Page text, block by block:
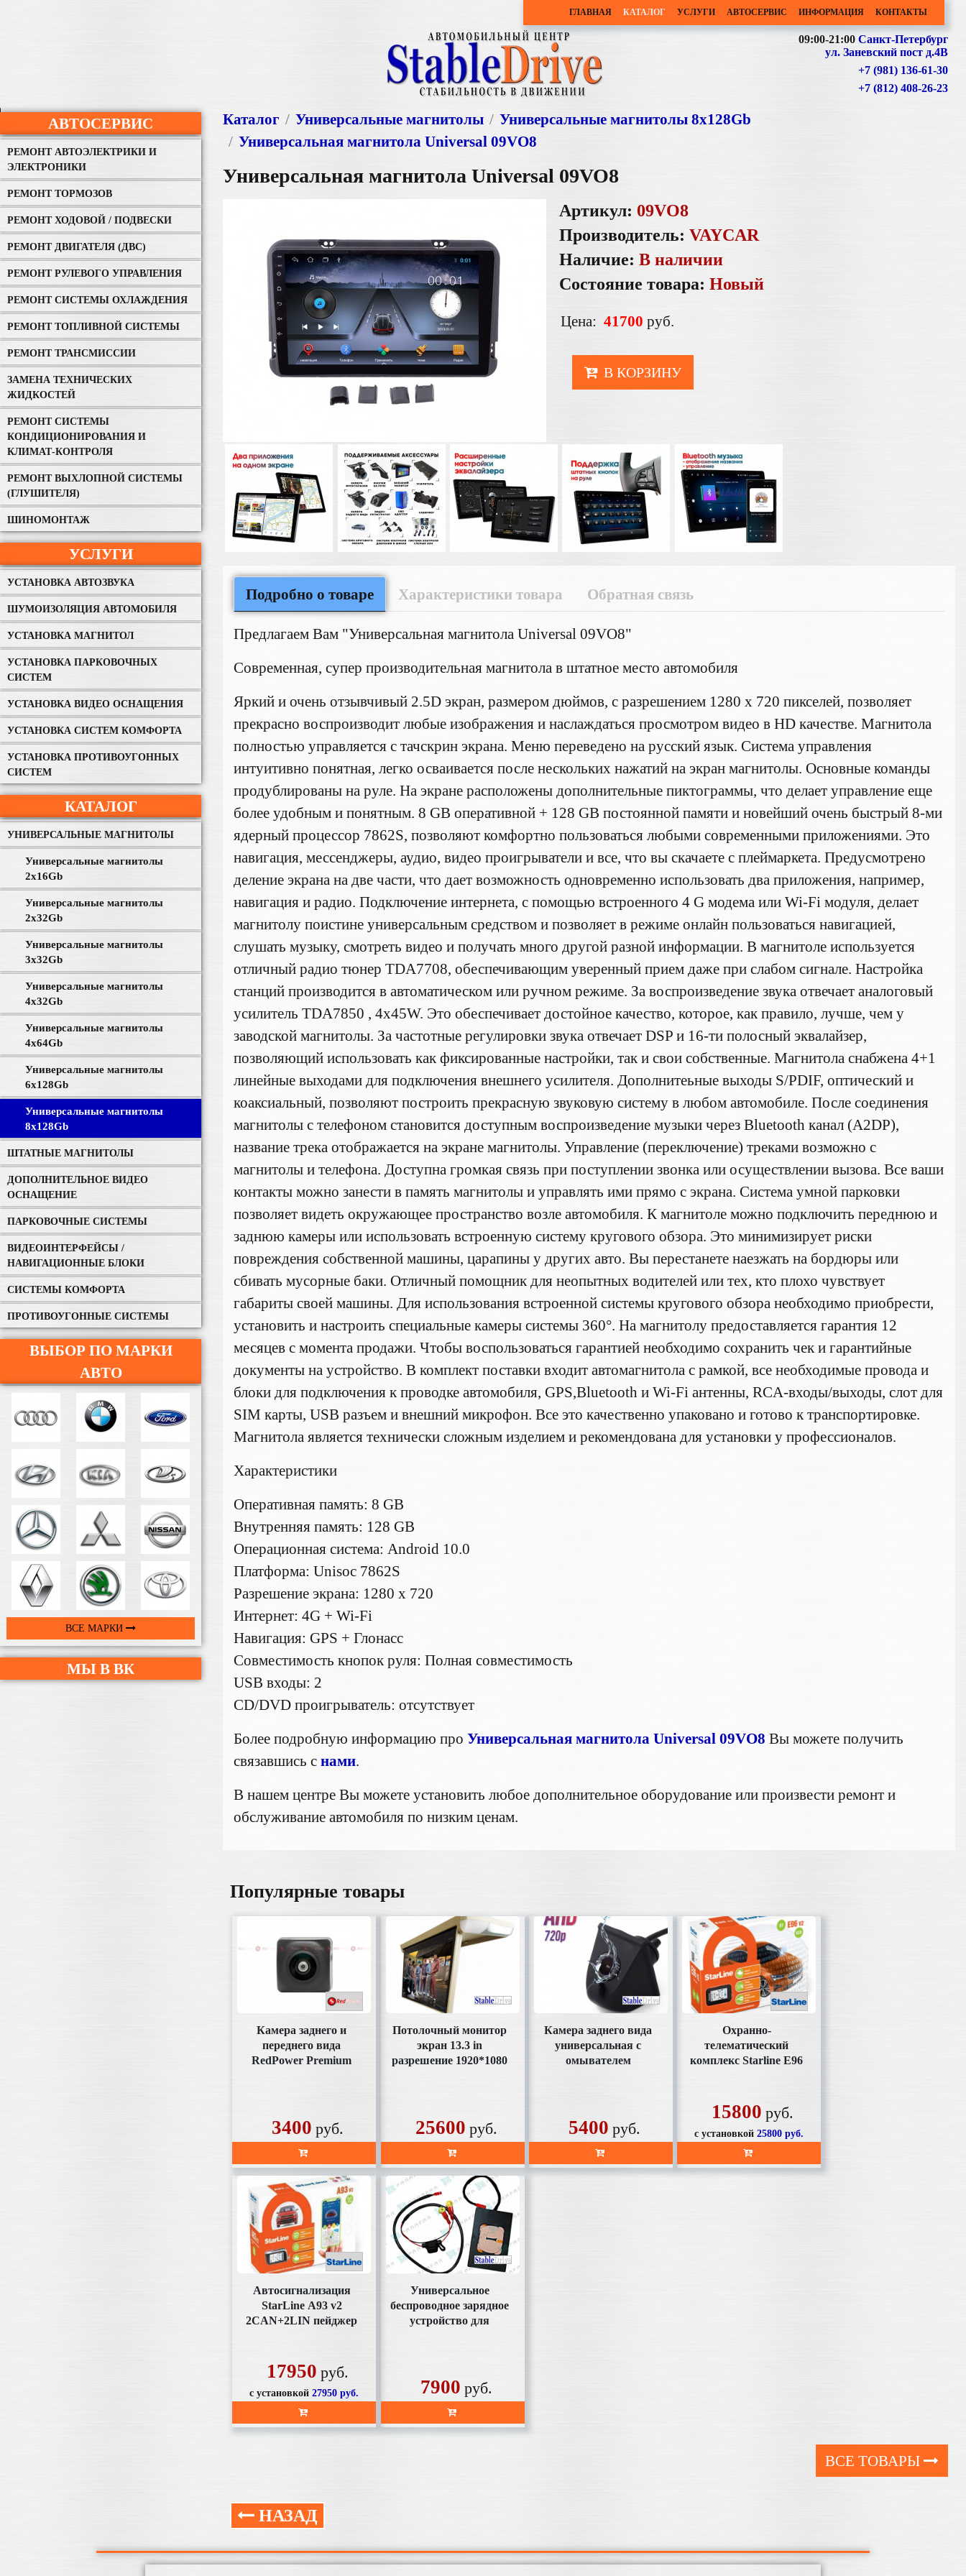
ГЛАВНАЯ КАТАЛОГ УСЛУГИ АВТОСЕРВИС ИНФОРМАЦИЯ КОНТАКТЫ
09:00-21:00 Санкт-Петербург
ул. Заневский пост д.4В
+7 (981) 136-61-30
+7 (812) 408-26-23
АВТОСЕРВИС
РЕМОНТ АВТОЭЛЕКТРИКИ И
ЭЛЕКТРОНИКИ
РЕМОНТ ТОРМОЗОВ
РЕМОНТ ХОДОВОЙ / ПОДВЕСКИ
РЕМОНТ ДВИГАТЕЛЯ (ДВС)
РЕМОНТ РУЛЕВОГО УПРАВЛЕНИЯ
РЕМОНТ СИСТЕМЫ ОХЛАЖДЕНИЯ
РЕМОНТ ТОПЛИВНОЙ СИСТЕМЫ
РЕМОНТ ТРАНСМИССИИ
ЗАМЕНА ТЕХНИЧЕСКИХ
ЖИДКОСТЕЙ
РЕМОНТ СИСТЕМЫ
КОНДИЦИОНИРОВАНИЯ И
КЛИМАТ-КОНТРОЛЯ
РЕМОНТ ВЫХЛОПНОЙ СИСТЕМЫ
(ГЛУШИТЕЛЯ)
ШИНОМОНТАЖ
УСЛУГИ
УСТАНОВКА АВТОЗВУКА
ШУМОИЗОЛЯЦИЯ АВТОМОБИЛЯ
УСТАНОВКА МАГНИТОЛ
УСТАНОВКА ПАРКОВОЧНЫХ
СИСТЕМ
УСТАНОВКА ВИДЕО ОСНАЩЕНИЯ
УСТАНОВКА СИСТЕМ КОМФОРТА
УСТАНОВКА ПРОТИВОУГОННЫХ
СИСТЕМ
КАТАЛОГ
УНИВЕРСАЛЬНЫЕ МАГНИТОЛЫ
Универсальные магнитолы
2x16Gb
Универсальные магнитолы
2x32Gb
Универсальные магнитолы
3x32Gb
Универсальные магнитолы
4x32Gb
Универсальные магнитолы
4x64Gb
Универсальные магнитолы
6x128Gb
Универсальные магнитолы
8x128Gb
ШТАТНЫЕ МАГНИТОЛЫ
ДОПОЛНИТЕЛЬНОЕ ВИДЕО
ОСНАЩЕНИЕ
ПАРКОВОЧНЫЕ СИСТЕМЫ
ВИДЕОИНТЕРФЕЙСЫ /
НАВИГАЦИОННЫЕ БЛОКИ
СИСТЕМЫ КОМФОРТА
ПРОТИВОУГОННЫЕ СИСТЕМЫ
ВЫБОР ПО МАРКИ
АВТО
ВСЕ МАРКИ
МЫ В ВК
Каталог Универсальные магнитолы
Универсальные магнитолы 8x128Gb
Универсальная магнитола Universal 09VO8
Универсальная магнитола Universal 09VO8
Артикул: 09VO8
Производитель:VAYCAR
Наличие:В наличии
Состояние товара:Новый
Цена:41700 руб.
В КОРЗИНУ
Подробно о товаре Характеристики товара Обратная связь
Предлагаем Вам "Универсальная магнитола Universal 09VO8"
Современная, супер производительная магнитола в штатное место автомобиля
Яркий и очень отзывчивый 2.5D экран, размером дюймов, с разрешением 1280 х 720 пикселей, позволяет
прекрасно воспроизводит любые изображения и наслаждаться просмотром видео в HD качестве. Магнитола
полностью управляется с тачскрин экрана. Меню переведено на русский язык. Система управления
интуитивно понятная, легко осваивается после нескольких нажатий на экран магнитолы. Основные команды
продублированы на руле. На экране расположены дополнительные пиктограммы, что делает управление еще
более удобным и понятным. 8 GB оперативной + 128 GB постоянной памяти и новейший очень быстрый 8-ми
ядерный процессор 7862S, позволяют комфортно пользоваться любыми современными приложениями. Это
навигация, мессенджеры, аудио, видео проигрыватели и все, что вы скачаете с плеймаркета. Предусмотрено
деление экрана на две части, что дает возможность одновременно использовать два приложения, например,
навигация и радио. Подключение интернета, с помощью встроенного 4 G модема или Wi-Fi модуля, делает
магнитолу поистине универсальным средством и позволяет в режиме онлайн пользоваться навигацией,
слушать музыку, смотреть видео и получать много другой разной информации. В магнитоле используется
отличный радио тюнер TDA7708, обеспечивающим уверенный прием даже при слабом сигнале. Настройка
станций производится в автоматическом или ручном режиме. За воспроизведение звука отвечает аналоговый
усилитель TDA7850 , 4x45W. Это обеспечивает достойное качество, которое, как правило, лучше, чем у
заводской магнитолы. За частотные регулировки звука отвечает DSP и 16-ти полосный эквалайзер,
позволяющий использовать как фиксированные настройки, так и свои собственные. Магнитола снабжена 4+1
линейные выходами для подключения внешнего усилителя. Дополнитеьные выходы S/PDIF, оптический и
коаксиальный, позволяют построить прекрасную звуковую систему в любом автомобиле. После соединения
магнитолы с телефоном становится доступным воспроизведение музыки через Bluetooth канал (A2DP),
название трека отображается на экране магнитолы. Управление (переключение) треками возможно с
магнитолы и телефона. Доступна громкая связь при поступлении звонка или осуществлении вызова. Все ваши
контакты можно занести в память магнитолы и управлять ими прямо с экрана. Система умной парковки
позволяет видеть окружающее пространство возле автомобиля. К магнитоле можно подключить переднюю и
заднюю камеры или использовать встроенную систему кругового обзора. Это минимизирует риски
повреждения собственной машины, царапины у других авто. Вы перестанете наезжать на бордюры или
сбивать мусорные баки. Отличный помощник для неопытных водителей или тех, кто плохо чувствует
габариты своей машины. Для использования встроенной системы кругового обзора необходимо приобрести,
установить и настроить специальные камеры системы 360°. На магнитолу предоставляется гарантия 12
месяцев с момента продажи. Чтобы воспользоваться гарантией необходимо сохранить чек и гарантийные
документы на устройство. В комплект поставки входит автомагнитола с рамкой, все необходимые провода и
блоки для подключения к проводке автомобиля, GPS,Bluetooth и Wi-Fi антенны, RCA-входы/выходы, слот для
SIM карты, USB разъем и внешний микрофон. Все это качественно упаковано и готово к транспортировке.
Магнитола является технически сложным изделием и рекомендована для установки у профессионалов.
Характеристики
Оперативная память: 8 GB
Внутренняя память: 128 GB
Операционная система: Android 10.0
Платформа: Unisoc 7862S
Разрешение экрана: 1280 x 720
Интернет: 4G + Wi-Fi
Навигация: GPS + Глонасс
Совместимость кнопок руля: Полная совместимость
USB входы: 2
CD/DVD проигрыватель: отсутствует
Более подробную информацию проУниверсальная магнитола Universal 09VO8 Вы можете получить
связавшись снами.
В нашем центре Вы можете установить любое дополнительное оборудование или произвести ремонт и
обслуживание автомобиля по низким ценам.
Популярные товары
Камера заднего и
переднего вида
RedPower Premium
3400 руб.
Потолочный монитор
экран 13.3 in
разрешение 1920*1080
25600 руб.
Камера заднего вида
универсальная с
омывателем
5400 руб.
Охранно-
телематический
комплекс Starline Е96
автозапуск
15800 руб.
с установкой25800 руб.
Автосигнализация
StarLine А93 v2
2CAN+2LIN пейджер
17950 руб.
с установкой27950 руб.
Универсальное
беспроводное зарядное
устройство для
7900 руб.
ВСЕ ТОВАРЫ
НАЗАД